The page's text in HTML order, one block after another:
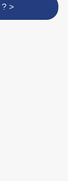
Toys ? >